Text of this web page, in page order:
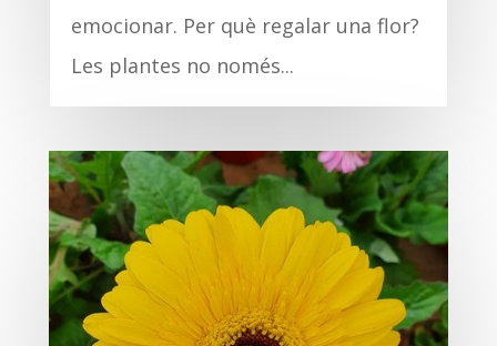
emocionar. Per què regalar una flor?
Les plantes no només...